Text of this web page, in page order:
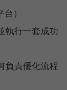
）
執行一套成功
負責優化流程